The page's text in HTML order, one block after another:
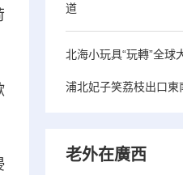
道
北海小玩具“玩轉”全球
浦北妃子笑荔枝出口東
老外在廣西